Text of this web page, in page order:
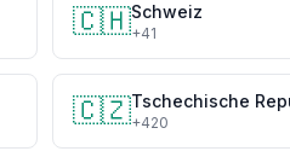
🇨🇭Schweiz
+41
🇨🇿+420